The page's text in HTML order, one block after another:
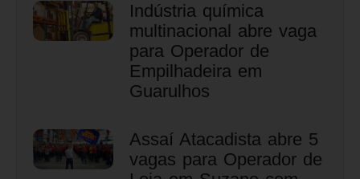
Indústria química
multinacional abre vaga
para Operador de
Empilhadeira em
Guarulhos
Assaí Atacadista abre 5
vagas para Operador de